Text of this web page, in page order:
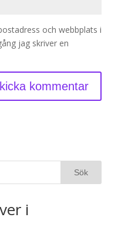
och webbplats i
jag skriver en
i